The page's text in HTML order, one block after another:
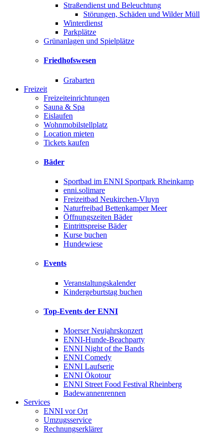
Straßendienst und Beleuchtung
Störungen, Schäden und Wilder Müll
Winterdienst
Parkplätze
Grünanlagen und Spielplätze
Friedhofswesen
Grabarten
Freizeit
Freizeiteinrichtungen
Sauna & Spa
Eislaufen
Wohnmobilstellplatz
Location mieten
Tickets kaufen
Bäder
Sportbad im ENNI Sportpark Rheinkamp
enni.solimare
Freizeitbad Neukirchen-Vluyn
Naturfreibad Bettenkamper Meer
Öffnungszeiten Bäder
Eintrittspreise Bäder
Kurse buchen
Hundewiese
Events
Veranstaltungskalender
Kindergeburtstag buchen
Top-Events der ENNI
Moerser Neujahrskonzert
ENNI-Hunde-Beachparty
ENNI Night of the Bands
ENNI Comedy
ENNI Laufserie
ENNI Ökotour
ENNI Street Food Festival Rheinberg
Badewannenrennen
Services
ENNI vor Ort
Umzugsservice
Rechnungserklärer